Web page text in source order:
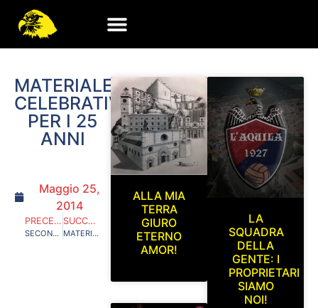
MATERIALE
CELEBRATIVO
PER I 25
ANNI
Maggio 25,
2014
PRECEDENTE
SECONDO MATERIALE UFFICIALE
SUCCESSIVO
MATERIALE CELEBRATIVO PER I 30 ANNI DEL GRUPPO STAGIONE 2009/2010
ALLA MIA
TERRA
GIURO
ETERNO
AMOR!
LA
SQUADRA
DELLA
GENTE: I
PROPRIETARI
SIAMO
NOI!